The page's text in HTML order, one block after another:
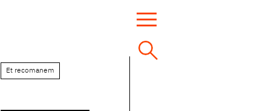
Et recomanem